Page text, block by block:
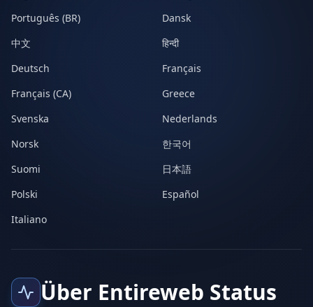
Português (BR)
Dansk
中文
हिन्दी
Deutsch
Français
Français (CA)
Greece
Svenska
Nederlands
Norsk
한국어
Suomi
日本語
Polski
Español
Italiano
Über Entireweb Status